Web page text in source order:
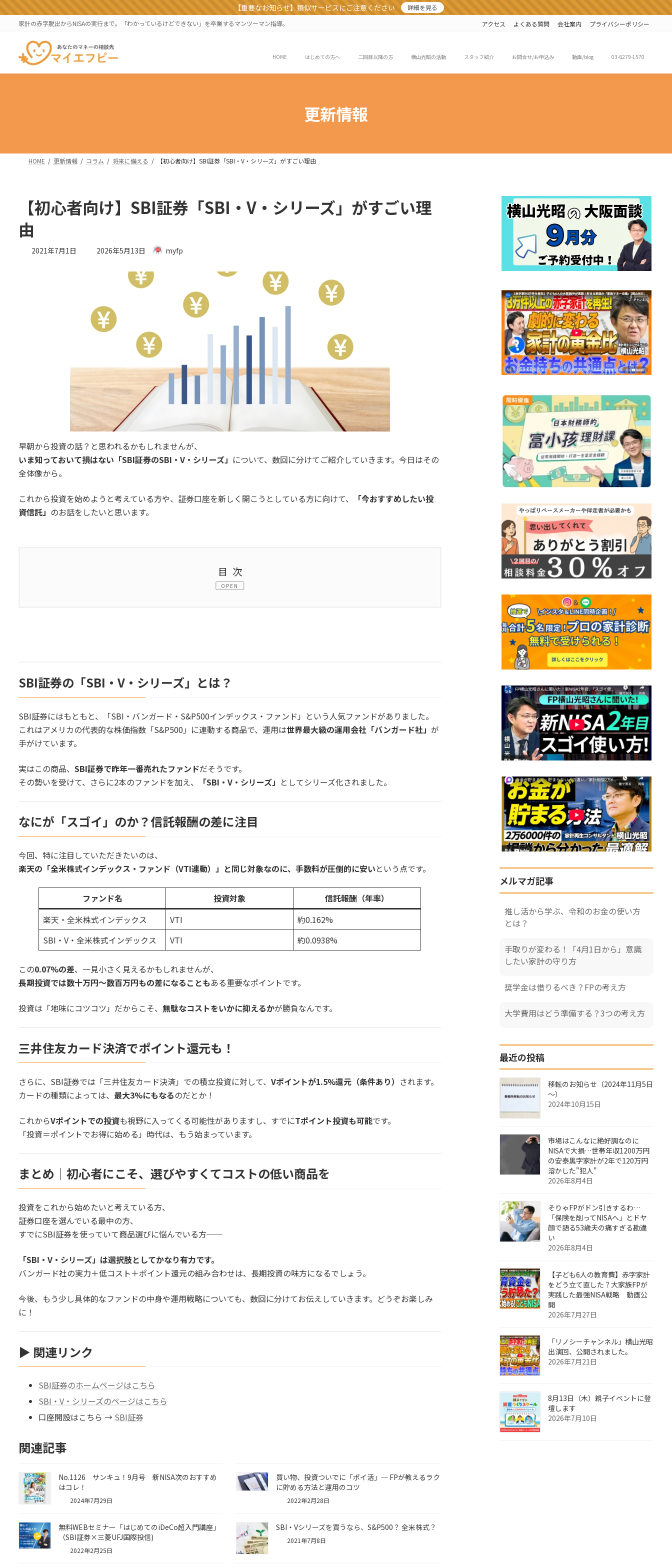
ン
ス
ビ
ン
【重要なお知らせ】類似サービスにご注意ください
詳細を見る
家計の赤字脱出からNISAの実行まで。「わかっているけどできない」を卒業するマンツーマン指導。
アクセス よくある質問 会社案内 プライバシーポリシー
HOME はじめての方へ 二回目以降の方 横山光昭の活動 スタッフ紹介 お問合せ/お申込み 動画/blog 03-6279-1570
更新情報
HOME 更新情報 コラム 将来に備える 【初心者向け】SBI証券「SBI・V・シリーズ」がすごい理由
【初心者向け】SBI証券「SBI・V・シリーズ」がすごい理
由
2021年7月1日
最
:
2026年5月13日 myfp
早朝から投資の話？と思われるかもしれませんが、
いま知っておいて損はない「SBI証券のSBI・V・シリーズ」 について、数回に分けてご紹介していきます。今日はその
全体像から。
これから投資を始めようと考えている方や、証券口座を新しく開こうとしている方に向けて、
「今おすすめしたい投
資信託」 のお話をしたいと思います。
目次
OPEN
0.4. まとめ｜初心者にこそ、選びやすくてコストの低い商品を
SBI証券の「SBI・V・シリーズ」とは？
SBI証券にはもともと、「SBI・バンガード・S&P500インデックス・ファンド」という人気ファンドがありました。
これはアメリカの代表的な株価指数「S&P500」に連動する商品で、運用は世界最大級の運用会社「バンガード社」 が
手がけています。
実はこの商品、 SBI証券で昨年一番売れたファンドだそうです。
その勢いを受けて、さらに2本のファンドを加え、
「SBI・V・シリーズ」 としてシリーズ化されました。
なにが「スゴイ」のか？信託報酬の差に注目
今回、特に注目していただきたいのは、
楽天の「全米株式インデックス・ファンド（VTI連動）」と同じ対象なのに、手数料が圧倒的に安いという点です。
ファンド名 投資対象
信託報酬（年率）
楽天・全米株式インデックス
VTI
約0.162%
SBI・V・全米株式インデックス
VTI 約0.0938%
この0.07%の差、一見小さく見えるかもしれませんが、
長期投資では数十万円〜数百万円もの差になることもある重要なポイントです。
投資は「地味にコツコツ」だからこそ、 無駄なコストをいかに抑えるかが勝負なんです。
三井住友カード決済でポイント還元も！
さらに、SBI証券では「三井住友カード決済」での積立投資に対して、 Vポイントが1.5%還元（条件あり） されます。
カードの種類によっては、 最大3%にもなるのだとか！
これからVポイントでの投資も視野に入ってくる可能性がありますし、すでにTポイント投資も可能です。
「投資＝ポイントでお得に始める」時代は、もう始まっています。
まとめ｜初心者にこそ、選びやすくてコストの低い商品を
投資をこれから始めたいと考えている方、
証券口座を選んでいる最中の方、
すでにSBI証券を使っていて商品選びに悩んでいる方──
「SBI・V・シリーズ」は選択肢としてかなり有力です。
バンガード社の実力＋低コスト＋ポイント還元の組み合わせは、長期投資の味方になるでしょう。
今後、もう少し具体的なファンドの中身や運用戦略についても、数回に分けてお伝えしていきます。どうぞお楽しみ
に！
▶ 関連リンク
SBI証券のホームページはこちら
SBI・V・シリーズのページはこちら
口座開設はこちら → SBI証券
関連記事
No.1126 サンキュ！9月号 新NISA次のおすすめ
はコレ！
2024年7月29日
買い物、投資ついでに「ポイ活」─ FPが教えるラク
に貯める方法と運用のコツ
2022年2月28日
無料WEBセミナー「はじめてのiDeCo超入門講座」
（SBI証券×三菱UFJ国際投信)
2022年2月25日
SBI・Vシリーズを買うなら、S&P500？ 全米株式？
2021年7月8日
メルマガ記事
推し活から学ぶ、令和のお金の使い方
とは？
手取りが変わる！「4月1日から」意識
したい家計の守り方
奨学金は借りるべき？FPの考え方
大学費用はどう準備する？3つの考え方
最近の投稿
移転のお知らせ（2024年11月5日
～）
2024年10月15日
市場はこんなに絶好調なのに
NISAで大損…世帯年収1200万円
の安泰黒字家計が2年で120万円
溶かした"犯人"
2026年8月4日
そりゃFPがドン引きするわ…
「保険を削ってNISAへ」とドヤ
顔で語る53歳夫の痛すぎる勘違
い
2026年8月4日
【子ども6人の教育費】赤字家計
をどう立て直した？大家族FPが
実践した最強NISA戦略 動画公
開
2026年7月27日
「リノシーチャンネル」横山光昭
出演回、公開されました。
2026年7月21日
8月13日（木）親子イベントに登
壇します
2026年7月10日